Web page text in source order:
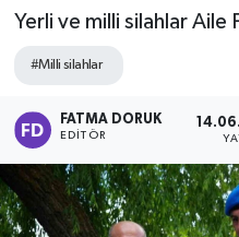
Yerli ve milli silahlar Aile
#Milli silahlar
FATMA DORUK
EDITÖR